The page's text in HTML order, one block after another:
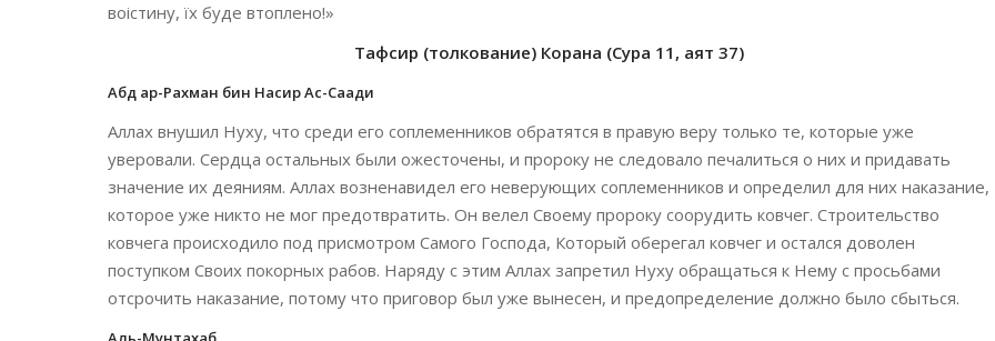
воістину, їх буде втоплено!»
Тафсир (толкование) Корана (Сура 11, аят 37)
Абд ар-Рахман бин Насир Ас-Саади
Аллах внушил Нуху, что среди его соплеменников обратятся в правую веру только те, которые уже
уверовали. Сердца остальных были ожесточены, и пророку не следовало печалиться о них и придавать
значение их деяниям. Аллах возненавидел его неверующих соплеменников и определил для них наказание,
которое уже никто не мог предотвратить. Он велел Своему пророку соорудить ковчег. Строительство
ковчега происходило под присмотром Самого Господа, Который оберегал ковчег и остался доволен
поступком Своих покорных рабов. Наряду с этим Аллах запретил Нуху обращаться к Нему с просьбами
отсрочить наказание, потому что приговор был уже вынесен, и предопределение должно было сбыться.